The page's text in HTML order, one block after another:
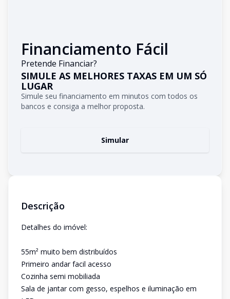
Financiamento Fácil
Pretende Financiar?
SIMULE AS MELHORES TAXAS EM UM SÓ
LUGAR
Simule seu financiamento em minutos com todos os
bancos e consiga a melhor proposta.
Simular
Descrição
Detalhes do imóvel:
55m² muito bem distribuídos
Primeiro andar facil acesso
Cozinha semi mobiliada
Sala de jantar com gesso, espelhos e iluminação em